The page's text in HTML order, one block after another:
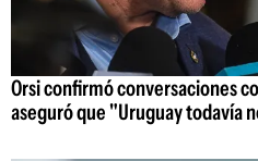
Orsi confirmó conversaciones
aseguró que "Uruguay todavía